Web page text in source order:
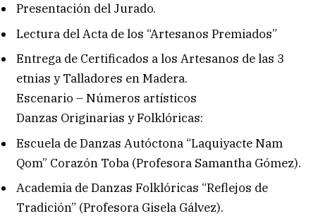
Presentación del Jurado.
Lectura del Acta de los “Artesanos Premiados”
Entrega de Certificados a los Artesanos de las 3
etnias y Talladores en Madera.
Escenario – Números artísticos
Danzas Originarias y Folklóricas:
Escuela de Danzas Autóctona “Laquiyacte Nam
Qom” Corazón Toba (Profesora Samantha Gómez).
Academia de Danzas Folklóricas “Reflejos de
Tradición” (Profesora Gisela Gálvez).